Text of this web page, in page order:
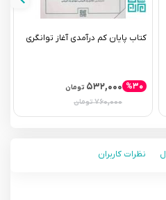
کتاب پایان کم درآمدی آغاز توانگری
۵۳۲,۰۰۰ تومان
۷۶۰,۰۰۰تومان
%۳۰
نظرات کاربران